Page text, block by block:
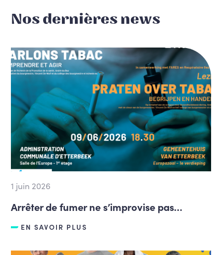
Nos dernières news
1 juin 2026
Arrêter de fumer ne s’improvise pas…
EN SAVOIR PLUS